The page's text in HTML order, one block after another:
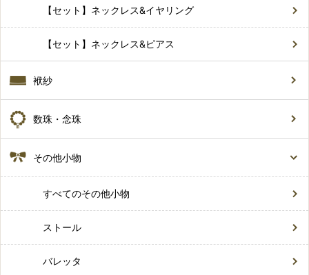
【セット】ネックレス&イヤリング
【セット】ネックレス&ピアス
袱紗
数珠・念珠
その他小物
すべてのその他小物
ストール
バレッタ